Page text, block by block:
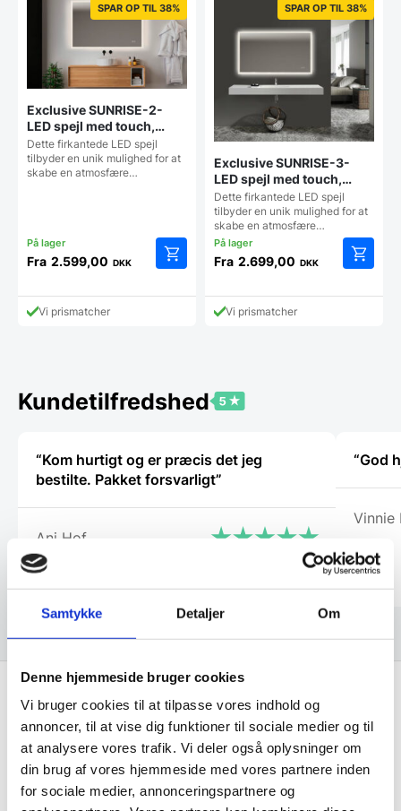
Samtykke Detaljer Om
Denne hjemmeside bruger cookies
Vi bruger cookies til at tilpasse vores indhold og
annoncer, til at vise dig funktioner til sociale medier og til
at analysere vores trafik. Vi deler også oplysninger om
din brug af vores hjemmeside med vores partnere inden
for sociale medier, annonceringspartnere og
SPAR OP TIL 38%
Exclusive SUNRISE-2-
LED spejl med touch,
antidug og justerbar
lysstyrke – flere størrelser
Dette firkantede LED spejl
tilbyder en unik mulighed for at
skabe en atmosfære…
Fra 2.599,00 DKK
vare
vælges
på
Vi prismatcher
SPAR OP TIL 38%
Exclusive SUNRISE-3-
LED spejl med touch,
antidug, justerbar
lysstyrke og farvetone –
flere størrelser
Dette firkantede LED spejl
tilbyder en unik mulighed for at
skabe en atmosfære…
Fra 2.699,00 DKK
vare
Vi prismatcher
Kundetilfredshed
“Kom hurtigt og er præcis det jeg
bestilte. Pakket forsvarligt”
Ani Hof
“God
Vinnie
Få de bedste tilbud først!
Husk at tilmelde dig vores nyhedsbrev og vær først
til de bedste tilbud. Og bare rolig, vi spammer dig